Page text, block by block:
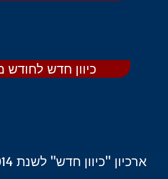
ארכיון "כיוון חדש" לשנת 2014
כיוון חדש לחודש מאי